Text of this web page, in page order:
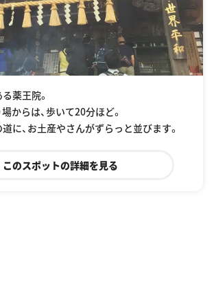
薬王院。
からは、歩いて20分ほど。
に、お土産やさんがずらっと並びます。
このスポットの詳細を見る